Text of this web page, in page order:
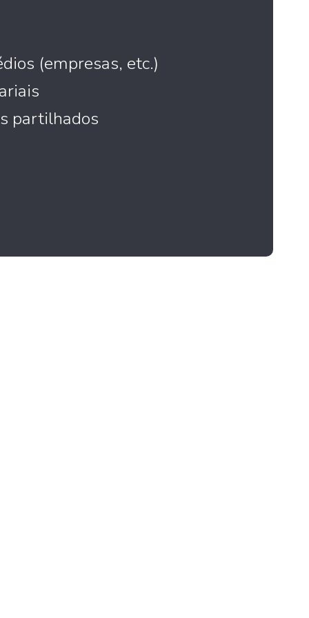
(empresas, etc.)
partilhados